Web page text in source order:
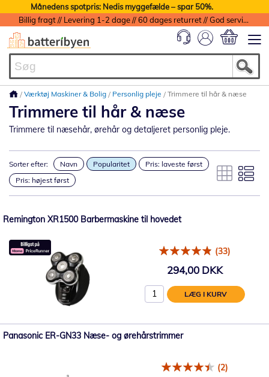
Månedens spotpris: Nedis myggefælde – spar 50%.
Billig fragt // Levering 1-2 dage // 60 dages returret // God service med garanti
Værktøj Maskiner & Bolig Personlig pleje Trimmere til hår & næse
Trimmere til hår & næse
Trimmere til næsehår, ørehår og detaljeret personlig pleje.
Sorter efter: Navn Popularitet
Pris: laveste først
Pris: højest først
Remington XR1500 Barbermaskine til hovedet
(33)
294,00 DKK
LÆG I KURV
Panasonic ER-GN33 Næse- og ørehårstrimmer
(2)